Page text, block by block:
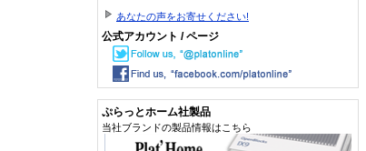
あなたの声をお寄せください!
公式アカウント / ページ
ぷらっとホーム社製品
当社ブランドの製品情報はこちら